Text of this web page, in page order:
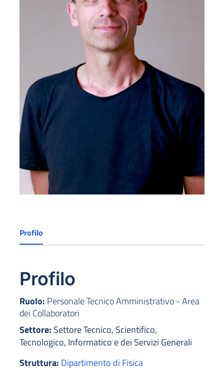
Profilo
Profilo
Ruolo: Personale Tecnico Amministrativo - Area
dei Collaboratori
Settore: Settore Tecnico, Scientifico,
Tecnologico, Informatico e dei Servizi Generali
Struttura: Dipartimento di Fisica